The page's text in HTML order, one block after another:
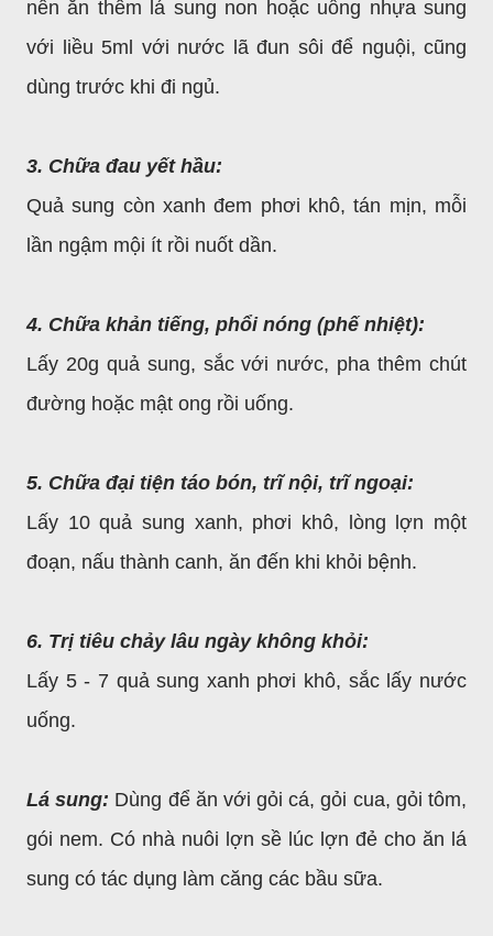
nên ăn thêm lá sung non hoặc uống nhựa sung
với liều 5ml với nước lã đun sôi để nguội, cũng
dùng trước khi đi ngủ.
3. Chữa đau yết hầu:
Quả sung còn xanh đem phơi khô, tán mịn, mỗi
lần ngậm mội ít rồi nuốt dần.
4. Chữa khản tiếng, phổi nóng (phế nhiệt):
Lấy 20g quả sung, sắc với nước, pha thêm chút
đường hoặc mật ong rồi uống.
5. Chữa đại tiện táo bón, trĩ nội, trĩ ngoại:
Lấy 10 quả sung xanh, phơi khô, lòng lợn một
đoạn, nấu thành canh, ăn đến khi khỏi bệnh.
6. Trị tiêu chảy lâu ngày không khỏi:
Lấy 5 - 7 quả sung xanh phơi khô, sắc lấy nước
uống.
Lá sung: Dùng để ăn với gỏi cá, gỏi cua, gỏi tôm,
gói nem. Có nhà nuôi lợn sề lúc lợn đẻ cho ăn lá
sung có tác dụng làm căng các bầu sữa.